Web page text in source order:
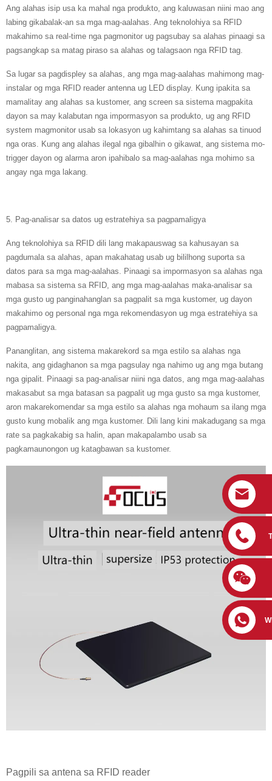
Ang alahas isip usa ka mahal nga produkto, ang kaluwasan niini mao ang
labing gikabalak-an sa mga mag-aalahas. Ang teknolohiya sa RFID
makahimo sa real-time nga pagmonitor ug pagsubay sa alahas pinaagi sa
pagsangkap sa matag piraso sa alahas og talagsaon nga RFID tag.
Sa lugar sa pagdispley sa alahas, ang mga mag-aalahas mahimong mag-
instalar og mga RFID reader antenna ug LED display. Kung ipakita sa
mamalitay ang alahas sa kustomer, ang screen sa sistema magpakita
dayon sa may kalabutan nga impormasyon sa produkto, ug ang RFID
system magmonitor usab sa lokasyon ug kahimtang sa alahas sa tinuod
nga oras. Kung ang alahas ilegal nga gibalhin o gikawat, ang sistema mo-
trigger dayon og alarma aron ipahibalo sa mag-aalahas nga mohimo sa
angay nga mga lakang.
5. Pag-analisar sa datos ug estratehiya sa pagpamaligya
Ang teknolohiya sa RFID dili lang makapauswag sa kahusayan sa
pagdumala sa alahas, apan makahatag usab ug bililhong suporta sa
datos para sa mga mag-aalahas. Pinaagi sa impormasyon sa alahas nga
mabasa sa sistema sa RFID, ang mga mag-aalahas maka-analisar sa
mga gusto ug panginahanglan sa pagpalit sa mga kustomer, ug dayon
makahimo og personal nga mga rekomendasyon ug mga estratehiya sa
pagpamaligya.
Pananglitan, ang sistema makarekord sa mga estilo sa alahas nga
nakita, ang gidaghanon sa mga pagsulay nga nahimo ug ang mga butang
nga gipalit. Pinaagi sa pag-analisar niini nga datos, ang mga mag-aalahas
makasabut sa mga batasan sa pagpalit ug mga gusto sa mga kustomer,
aron makarekomendar sa mga estilo sa alahas nga mohaum sa ilang mga
gusto kung mobalik ang mga kustomer. Dili lang kini makadugang sa mga
rate sa pagkakabig sa halin, apan makapalambo usab sa
pagkamaunongon ug katagbawan sa kustomer.
Pagpili sa antena sa RFID reader